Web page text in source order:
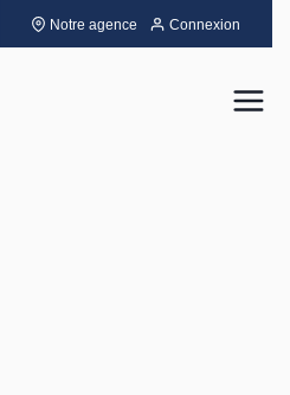
Notre agence Connexion